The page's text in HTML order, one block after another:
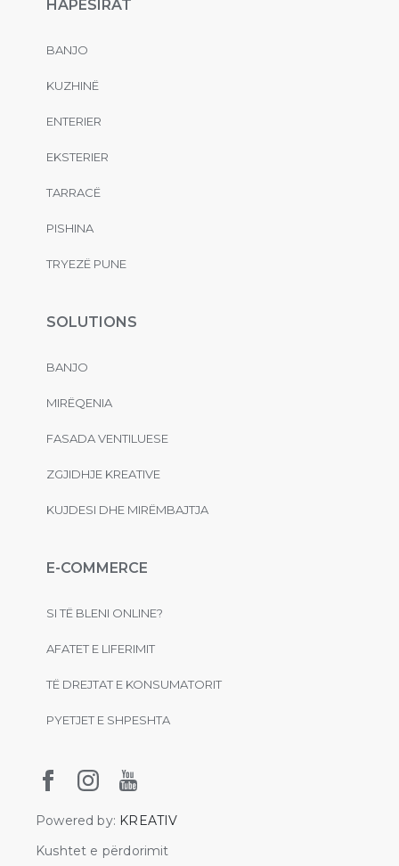
HAPËSIRAT
BANJO
KUZHINË
ENTERIER
EKSTERIER
TARRACË
PISHINA
TRYEZË PUNE
SOLUTIONS
BANJO
MIRËQENIA
FASADA VENTILUESE
ZGJIDHJE KREATIVE
KUJDESI DHE MIRËMBAJTJA
E-COMMERCE
SI TË BLENI ONLINE?
AFATET E LIFERIMIT
TË DREJTAT E KONSUMATORIT
PYETJET E SHPESHTA
Powered by: KREATIV
Kushtet e përdorimit